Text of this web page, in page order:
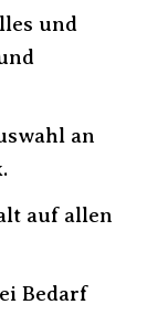
und
an
auf allen
Bedarf